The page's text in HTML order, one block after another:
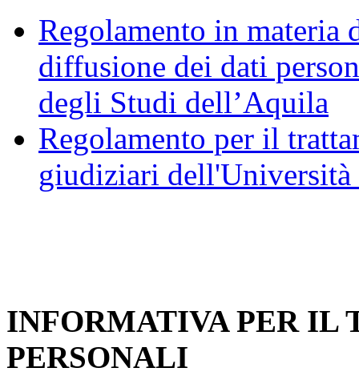
Regolamento in materia
diffusione dei dati
degli Studi dell’Aquila
Regolamento per il
giudiziari
INFORMATIVA PER IL
PERSONALI